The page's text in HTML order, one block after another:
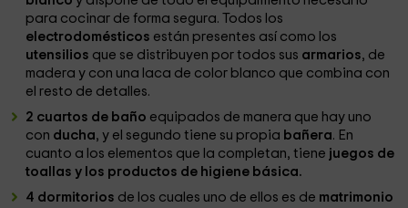
para cocinar de forma segura. Todos los
electrodomésticos están presentes así como los
utensilios que se distribuyen por todos sus armarios, de
madera y con una laca de color blanco que combina con
el resto de detalles.
2 cuartos de baño equipados de manera que hay uno
con ducha, y el segundo tiene su propia bañera. En
cuanto a los elementos que la completan, tiene juegos de
toallas y los productos de higiene básica.
4 dormitorios de los cuales uno de ellos es de matrimonio